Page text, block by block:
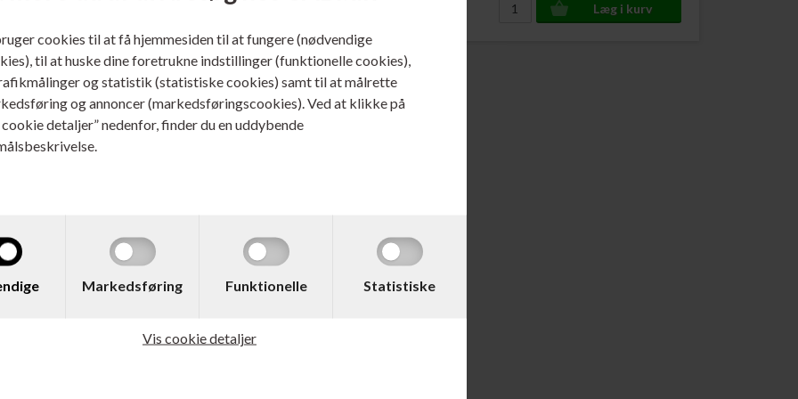
cookies til at få hjemmesiden til at fungere (nødvendige
til at huske dine foretrukne indstillinger (funktionelle cookies),
og statistik (statistiske cookies) samt til at målrette
og annoncer (markedsføringscookies). Ved at klikke på
cookie detaljer” nedenfor, finder du en uddybende
Markedsføring Funktionelle Statistiske
Vis cookie detaljer
LC-129XL Blækpatron
med 1 af hver farve
Varenr. 230349
Brother LC-129XLBK
Blækpatron Sort 2.400 sider